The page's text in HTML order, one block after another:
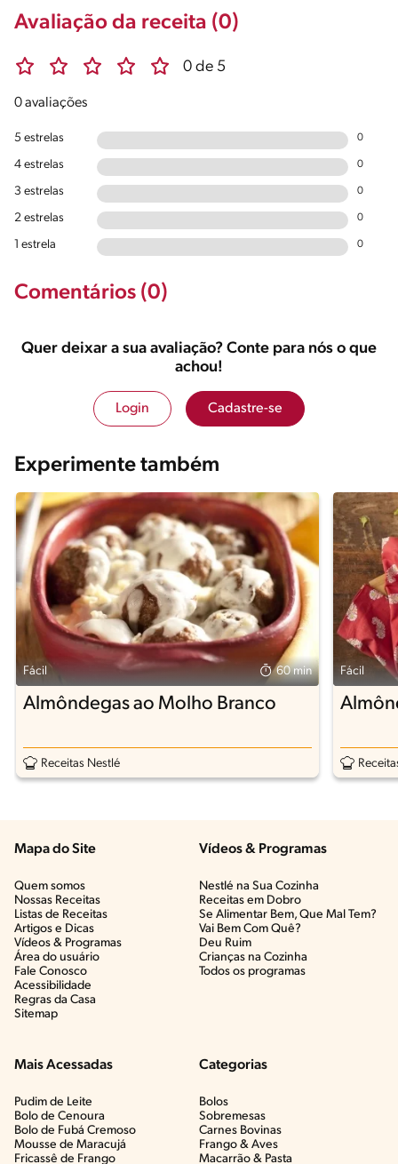
Avaliação da receita (0)
0 de 5
0 avaliações
5 estrelas 0
4 estrelas 0
3 estrelas 0
2 estrelas 0
1 estrela 0
Comentários (0)
Quer deixar a sua avaliação? Conte para nós o que
achou!
Login Cadastre-se
Experimente também
Fácil 60 min
Almôndegas ao Molho Branco
Receitas Nestlé
Fácil
Mapa do Site
Quem somos
Nossas Receitas
Listas de Receitas​
Artigos e Dicas​
Vídeos & Programas​
Área do usuário
Fale Conosco
Acessibilidade
Regras da Casa
Sitemap
Vídeos & Programas​
Nestlé na Sua Cozinha
Receitas em Dobro
Se Alimentar Bem, Que Mal Tem?​
Vai Bem Com Quê?​
Deu Ruim​
Crianças na Cozinha​
Todos os programas
Mais Acessadas
Pudim de Leite
Bolo de Cenoura
Bolo de Fubá Cremoso
Mousse de Maracujá
Fricassê de Frango
Categorias
Bolos
Sobremesas
Carnes Bovinas​
Frango & Aves​
Macarrão & Pasta​